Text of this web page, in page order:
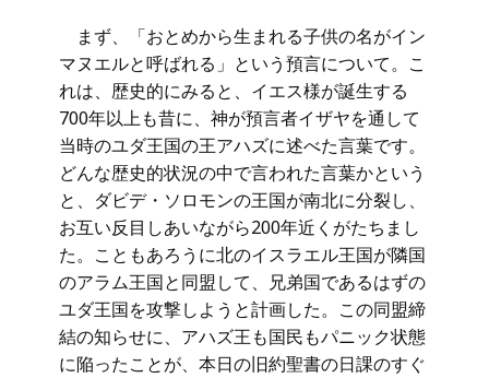
まず、「おとめから生まれる子供の名がイン
マヌエルと呼ばれる」という預言について。こ
れは、歴史的にみると、イエス様が誕生する
700年以上も昔に、神が預言者イザヤを通して
当時のユダ王国の王アハズに述べた言葉です。
どんな歴史的状況の中で言われた言葉かという
と、ダビデ・ソロモンの王国が南北に分裂し、
お互い反目しあいながら200年近くがたちまし
た。こともあろうに北のイスラエル王国が隣国
のアラム王国と同盟して、兄弟国であるはずの
ユダ王国を攻撃しようと計画した。この同盟締
結の知らせに、アハズ王も国民もパニック状態
に陥ったことが、本日の旧約聖書の日課のすぐ